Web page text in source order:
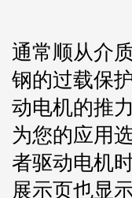
通常顺从介
钢的过载保
动电机的推
为您的应用
者驱动电机
展示页也显